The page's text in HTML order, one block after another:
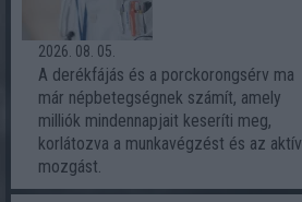
2026. 08. 05.
A derékfájás és a porckorongsérv ma
már népbetegségnek számít, amely
milliók mindennapjait keseríti meg,
korlátozva a munkavégzést és az aktív
mozgást.